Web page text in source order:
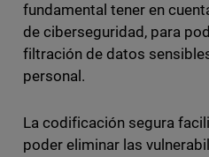
fundamental tener en
de ciberseguridad, para
filtración de datos
personal.
La codificación segura
poder eliminar las